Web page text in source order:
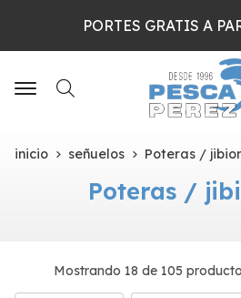
PORTES GRATIS A
Buscar
inicio señuelos Poteras /
Poteras /
Mostrando 18 de 105